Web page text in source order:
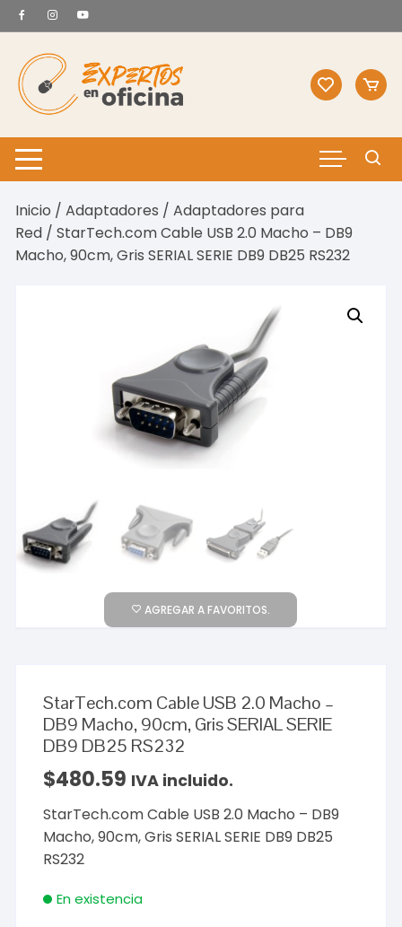
Saltar
al
contenido
Inicio /Adaptadores /Adaptadores para
Red / StarTech.com Cable USB 2.0 Macho – DB9
Macho, 90cm, Gris SERIAL SERIE DB9 DB25 RS232
AGREGAR A FAVORITOS.
StarTech.com Cable USB 2.0 Macho –
DB9 Macho, 90cm, Gris SERIAL SERIE
DB9 DB25 RS232
$480.59 IVA incluido.
StarTech.com Cable USB 2.0 Macho – DB9
Macho, 90cm, Gris SERIAL SERIE DB9 DB25
RS232
En existencia